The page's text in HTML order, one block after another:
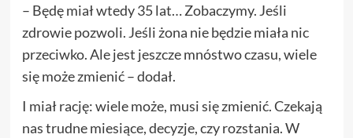
– Będę miał wtedy 35 lat… Zobaczymy. Jeśli
zdrowie pozwoli. Jeśli żona nie będzie miała nic
przeciwko. Ale jest jeszcze mnóstwo czasu, wiele
się może zmienić – dodał.
I miał rację: wiele może, musi się zmienić. Czekają
nas trudne miesiące, decyzje, czy rozstania. W